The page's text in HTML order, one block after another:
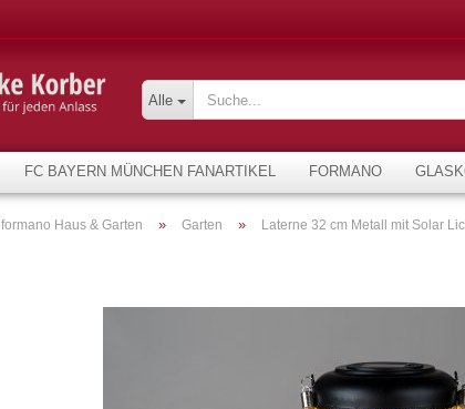
Alle
FC BAYERN MÜNCHEN FANARTIKEL FORMANO
formano Haus & Garten » Garten » Laterne 32 cm Metall mit Solar